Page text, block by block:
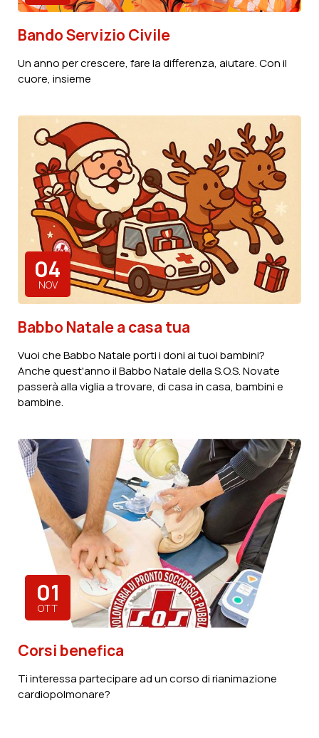
Scopri di più
Bando Servizio Civile
Un anno per crescere, fare la differenza, aiutare. Con il
cuore, insieme
04
NOV
Babbo Natale a casa tua
Vuoi che Babbo Natale porti i doni ai tuoi bambini?
Anche quest'anno il Babbo Natale della S.O.S. Novate
passerà alla viglia a trovare, di casa in casa, bambini e
bambine.
01
OTT
Corsi benefica
Ti interessa partecipare ad un corso di rianimazione
cardiopolmonare?